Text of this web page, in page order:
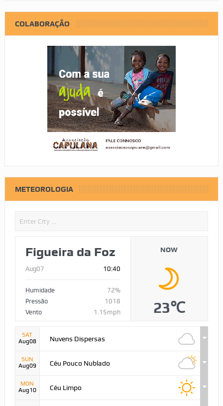
COLABORAÇÃO
METEOROLOGIA
Figueira da Foz
Aug07 10:40
Humidade
72%
Pressão
1018
Vento
1.15mph
NOW
23℃
SAT
Aug08
Nuvens Dispersas
SUN
Aug09
Céu Pouco Nublado
MON
Aug10
Céu Limpo